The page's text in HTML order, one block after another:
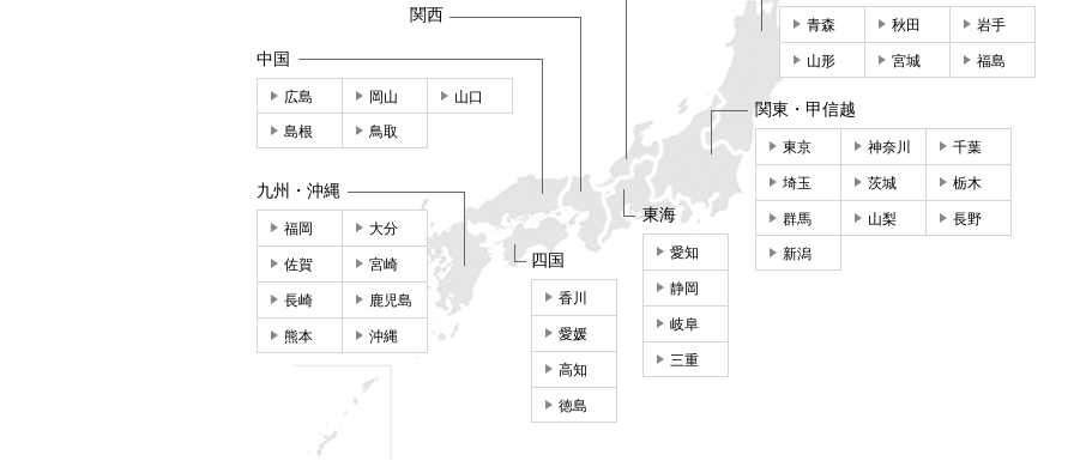
青森 秋田 岩手
山形 宮城 福島
関東・甲信越
東京 神奈川 千葉
埼玉 茨城 栃木
群馬 山梨 長野
新潟
東海
愛知
静岡
岐阜
三重
関西
中国
広島 岡山 山口
島根 鳥取
四国
香川
愛媛
高知
徳島
九州・沖縄
福岡 大分
佐賀 宮崎
長崎 鹿児島
熊本 沖縄